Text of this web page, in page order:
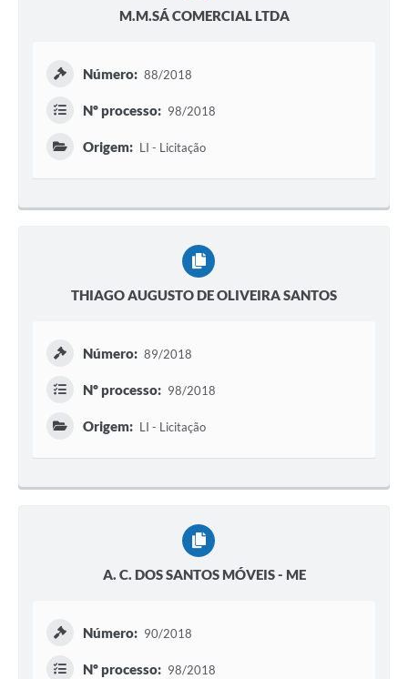
M.M.SÁ COMERCIAL LTDA
Número: 88/2018
Nº processo: 98/2018
Origem: LI - Licitação
THIAGO AUGUSTO DE OLIVEIRA SANTOS
Número: 89/2018
Nº processo: 98/2018
Origem: LI - Licitação
A. C. DOS SANTOS MÓVEIS - ME
Número: 90/2018
Nº processo: 98/2018